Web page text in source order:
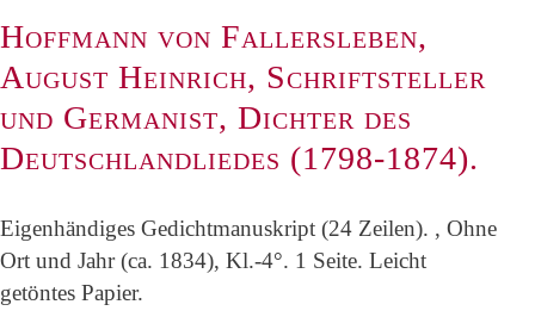
Hoffmann von Fallersleben,
August Heinrich, Schriftsteller
und Germanist, Dichter des
Deutschlandliedes (1798-1874).
Eigenhändiges Gedichtmanuskript (24 Zeilen). , Ohne
Ort und Jahr (ca. 1834), Kl.-4°. 1 Seite. Leicht
getöntes Papier.